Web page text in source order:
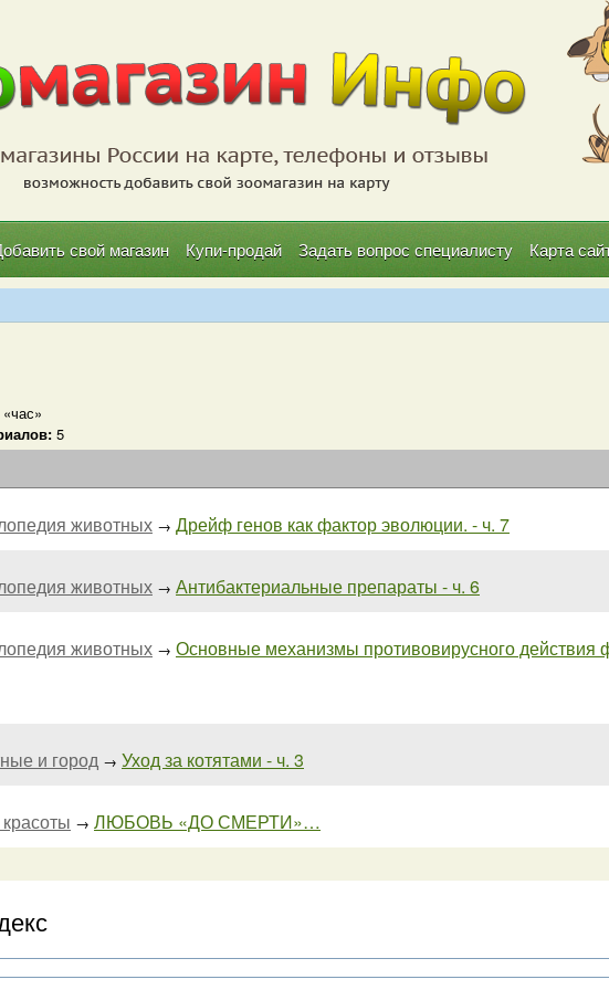
свой магазин Купи-продай Задать вопрос специалисту Карта
«час»
5
животных → Дрейф генов как фактор эволюции. - ч. 7
животных → Антибактериальные препараты - ч. 6
животных → Основные механизмы противовирусного действия
и город → Уход за котятами - ч. 3
→ ЛЮБОВЬ «ДО СМЕРТИ»…